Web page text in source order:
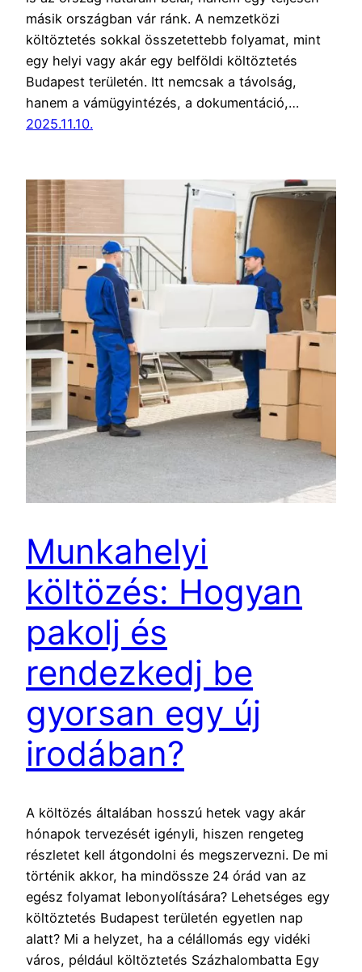
másik országban vár ránk. A nemzetközi
költöztetés sokkal összetettebb folyamat, mint
egy helyi vagy akár egy belföldi költöztetés
Budapest területén. Itt nemcsak a távolság,
hanem a vámügyintézés, a dokumentáció,…
2025.11.10.
Munkahelyi
költözés: Hogyan
pakolj és
rendezkedj be
gyorsan egy új
irodában?
A költözés általában hosszú hetek vagy akár
hónapok tervezését igényli, hiszen rengeteg
részletet kell átgondolni és megszervezni. De mi
történik akkor, ha mindössze 24 órád van az
egész folyamat lebonyolítására? Lehetséges egy
költöztetés Budapest területén egyetlen nap
alatt? Mi a helyzet, ha a célállomás egy vidéki
város, például költöztetés Százhalombatta Egy